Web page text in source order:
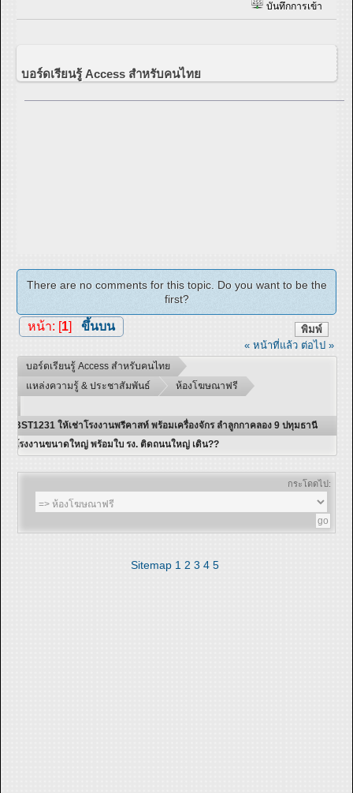
บันทึกการเข้า
บอร์ดเรียนรู้ Access สำหรับคนไทย
There are no comments for this topic. Do you want to be the
first?
พิมพ์
หน้า: [ 1] ขึ้นบน
« หน้าที่แล้ว ต่อไป »
บอร์ดเรียนรู้ Access สำหรับคนไทย
แหล่งความรู้ & ประชาสัมพันธ์
ห้องโฆษณาฟรี
BST1231 ให้เช่าโรงงานพรีคาสท์ พร้อมเครื่องจักร ลำลูกกาคลอง 9 ปทุมธานี
โรงงานขนาดใหญ่ พร้อมใบ รง. ติดถนนใหญ่ เดิน??
กระโดดไป:
Sitemap 1 2 3 4 5